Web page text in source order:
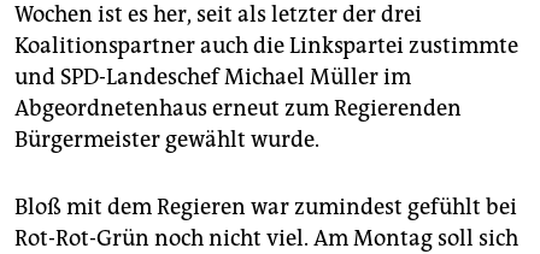
abo
genossenschaft
epaper login
Wochen ist es her, seit als letzter der drei
Koalitionspartner auch die Linkspartei zustimmte
und SPD-Landeschef Michael Müller im
Abgeordnetenhaus erneut zum Regierenden
Bürgermeister gewählt wurde.
Bloß mit dem Regieren war zumindest gefühlt bei
Rot-Rot-Grün noch nicht viel. Am Montag soll sich